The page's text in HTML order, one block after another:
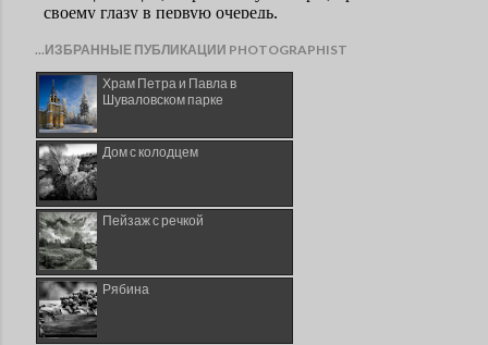
...ИЗБРАННЫЕ ПУБЛИКАЦИИ PHOTOGRAPHIST
Храм Петра и Павла в
Шуваловском парке
Дом с колодцем
Пейзаж с речкой
Рябина